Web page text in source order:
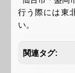
行う際には東
い。
関連タグ: